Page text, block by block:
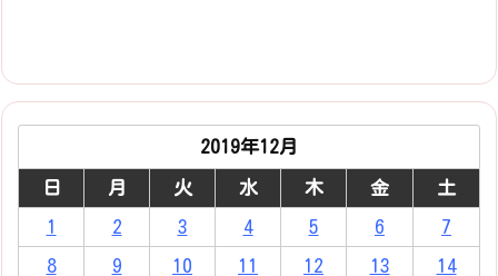
2019年12月
日 月 火 水 木 金 土
1 2 3 4 5 6 7
8 9 10 11 12 13 14